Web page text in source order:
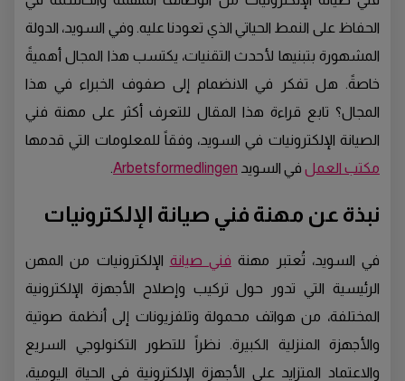
الحفاظ على النمط الحياتي الذي تعودنا عليه. وفي السويد، الدولة
المشهورة بتبنيها لأحدث التقنيات، يكتسب هذا المجال أهميةً
خاصةً. هل تفكر في الانضمام إلى صفوف الخبراء في هذا
المجال؟ تابع قراءة هذا المقال للتعرف أكثر على مهنة فني
الصيانة الإلكترونيات في السويد، وفقاً للمعلومات التي قدمها
مكتب العمل في السويد Arbetsformedlingen
نبذة عن مهنة فني صيانة الإلكترونيات
في السويد، تُعتبر مهنة فني صيانة الإلكترونيات من المهن
الرئيسية التي تدور حول تركيب وإصلاح الأجهزة الإلكترونية
المختلفة، من هواتف محمولة وتلفزيونات إلى أنظمة صوتية
والأجهزة المنزلية الكبيرة. نظراً للتطور التكنولوجي السريع
والاعتماد المتزايد على الأجهزة الإلكترونية في الحياة اليومية،